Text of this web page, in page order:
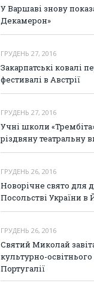
У Варшаві знову
Декамерон»
ГРУДЕНЬ 27, 2016
Закарпатські ковалі
фестивалі в Австрії
ГРУДЕНЬ 27, 2016
Учні школи
різдвяну театральну
ГРУДЕНЬ 26, 2016
Новорічне свято для
Посольстві України в
ГРУДЕНЬ 26, 2016
Святий Миколай
культурно-
Португалії